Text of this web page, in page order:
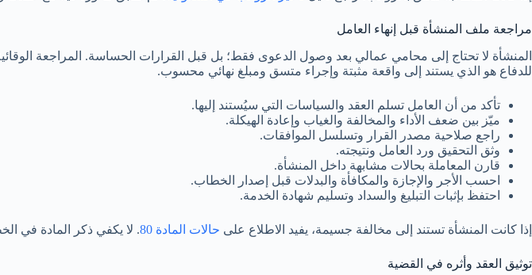
مراجعة ملف المنشأة قبل إنهاء العامل
المنشأة لا تحتاج إلى محامي عمالي بعد وصول الدعوى فقط؛ بل قبل القرارات الحساسة. المراجعة
للدفاع هو الذي يستند إلى واقعة مثبتة وإجراء متسق ومبلغ نهائي محسوب.
تأكد من أن العامل تسلم العقد والسياسات التي سيُستند إليها.
ميّز بين ضعف الأداء والمخالفة والغياب وإعادة الهيكلة.
راجع صلاحية مصدر القرار وتسلسل الموافقات.
وثق التحقيق ورد العامل ونتيجته.
قارن المعاملة بحالات مشابهة داخل المنشأة.
احسب الأجر والإجازة والمكافأة والبدلات قبل إصدار الخطاب.
احتفظ بإثبات التبليغ والسداد وتسليم شهادة الخدمة.
إذا كانت المنشأة تستند إلى مخالفة جسيمة، يفيد الاطلاع على حالات المادة 80 . لا يكفي ذكر المادة في
توثيق العقد وأثره في القضية